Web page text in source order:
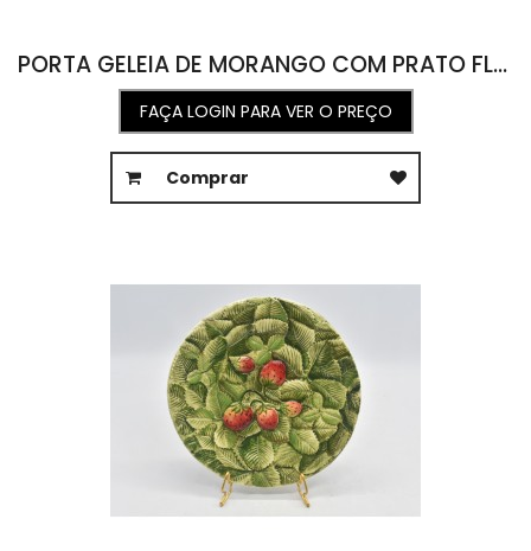
PORTA GELEIA DE MORANGO COM PRATO FLOR 8D X 11
FAÇA LOGIN PARA VER O PREÇO
Comprar